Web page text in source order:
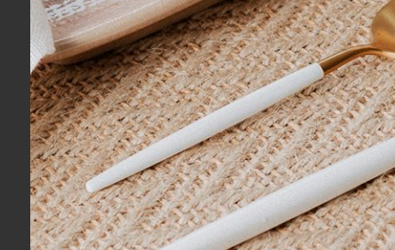
Jogo de Lençol Queen Panorama Yves
Delorme Paris
R$ 6.140,00
10x sem jurosno cartãodeR$ 614,00
R$ 5.833,00no boleto ou pix
COMPRAR
Lençol de
Fios Yves
R$
10x sem
R$